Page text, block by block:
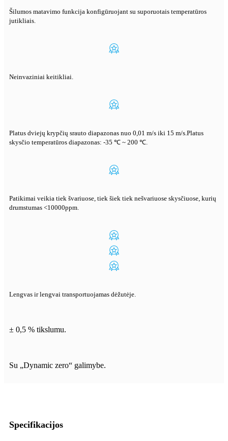
Šilumos matavimo funkcija konfigūruojant su suporuotais temperatūros
jutikliais.
Neinvaziniai keitikliai.
Platus dviejų krypčių srauto diapazonas nuo 0,01 m/s iki 15 m/s.Platus
skysčio temperatūros diapazonas: -35 ℃ ~ 200 ℃.
Patikimai veikia tiek švariuose, tiek šiek tiek nešvariuose skysčiuose, kurių
drumstumas <10000ppm.
Lengvas ir lengvai transportuojamas dėžutėje.
± 0,5 % tikslumu.
Su „Dynamic zero“ galimybe.
Specifikacijos